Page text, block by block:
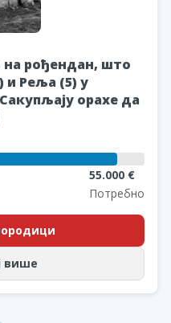
на рођендан, што
и Реља (5) у
орахе да
55.000 €
Потребно
више